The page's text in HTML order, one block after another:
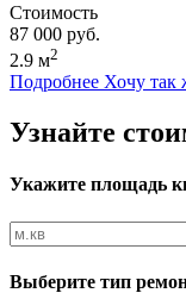
Стоимость
87 000 руб.
2.9 м2
Подробнее Хочу так
Узнайте
Укажите площадь
Выберите тип